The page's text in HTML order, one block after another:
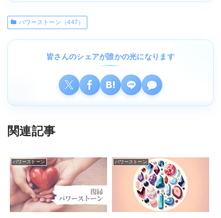
パワーストーン（447）
皆さんのシェアが誰かの光になります
関連記事
パワーストーン パワーストーン